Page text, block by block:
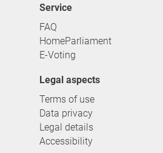
service
FAQ
HomeParliament
E-Voting
Legal aspects
Terms of use
Data privacy
Legal details
Accessibility